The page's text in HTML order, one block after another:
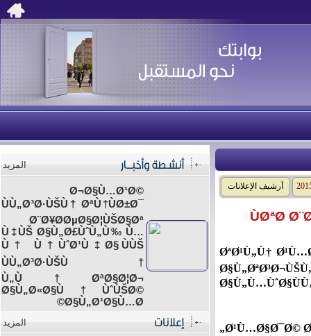
المزيد
Ø¬Ø§Ù…Ø¹Ø©
ÙÙ„Ø³Ø·ÙŠÙ† ØªÙ†ÙØ±Ø¯
Ø¨Ø¥Ø­ØµØ§Ø¦ÙŠØ§Øª
Ù‡ÙŠ Ø§Ù„Ø£ÙˆÙ„Ù‰ Ù…
Ù† Ù†ÙˆØ¹Ù‡Ø§ ÙÙŠ
ÙÙ„Ø³Ø·ÙŠÙ†
Ù„Ù†ØªØ§Ø¦Ø¬
Ø§Ù„Ø«Ø§Ù†ÙˆÙŠØ©
Ø§Ù„Ø¹Ø§Ù…Ø©
المزيد
أرشيف الإعلانات
ÙØªØ­
ØªØ¹Ù„Ù†
Ø¹Ù…Ø§Ø¯Ø©